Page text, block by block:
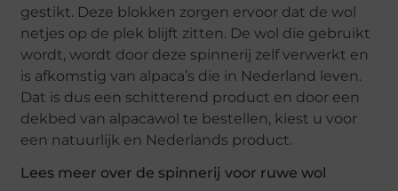
gestikt. Deze blokken zorgen ervoor dat de wol
netjes op de plek blijft zitten. De wol die gebruikt
wordt, wordt door deze spinnerij zelf verwerkt en
is afkomstig van alpaca’s die in Nederland leven.
Dat is dus een schitterend product en door een
dekbed van alpacawol te bestellen, kiest u voor
een natuurlijk en Nederlands product.
Lees meer over de spinnerij voor ruwe wol